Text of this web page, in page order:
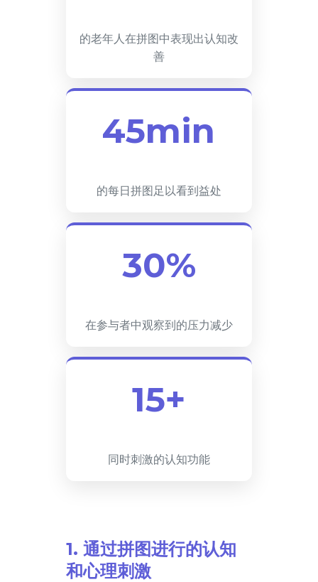
的老年人在拼图中表现出认知改
善
45min
的每日拼图足以看到益处
30%
在参与者中观察到的压力减少
15+
同时刺激的认知功能
1. 通过拼图进行的认知
和心理刺激